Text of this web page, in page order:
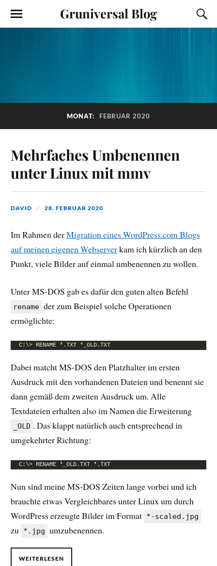
Gruniversal Blog
MONAT: FEBRUAR 2020
Mehrfaches Umbenennen
unter Linux mit mmv
DAVID 28. FEBRUAR 2020
Im Rahmen derMigration eines WordPress.com Blogs
auf meinen eigenen Webserverkam ich kürzlich an den
Punkt, viele Bilder auf einmal umbenennen zu wollen.
Unter MS-DOS gab es dafür den guten alten Befehl
rename der zum Beispiel solche Operationen
ermöglichte:
C:\> RENAME *.TXT *_OLD.TXT
Dabei matcht MS-DOS den Platzhalter im ersten
Ausdruck mit den vorhandenen Dateien und benennt sie
dann gemäß dem zweiten Ausdruck um. Alle
Textdateien erhalten also im Namen die Erweiterung
_OLD . Das klappt natürlich auch entsprechend in
umgekehrter Richtung:
C:\> RENAME *_OLD.TXT *.TXT
Nun sind meine MS-DOS Zeiten lange vorbei und ich
brauchte etwas Vergleichbares unter Linux um durch
WordPress erzeugte Bilder im Format *-scaled.jpg
zu *.jpg umzubenennen.
WEITERLESEN